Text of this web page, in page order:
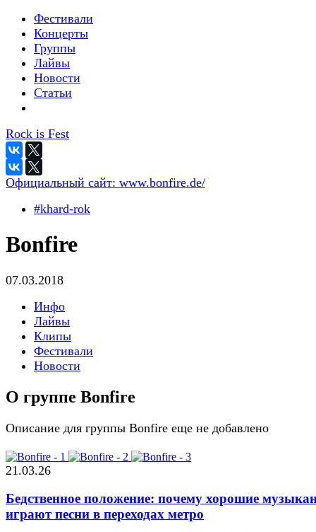
Фестивали
Концерты
Группы
Лайвы
Новости
Статьи
Rock is Fest
Официальный сайт: www.bonfire.de/
#khard-rok
Bonfire
07.03.2018
Инфо
Лайвы
Клипы
Фестивали
Новости
О группе Bonfire
Описание для группы Bonfire еще не добавлено
21.03.26
Бедственное положение: почему хорошие
играют песни в переходах метро